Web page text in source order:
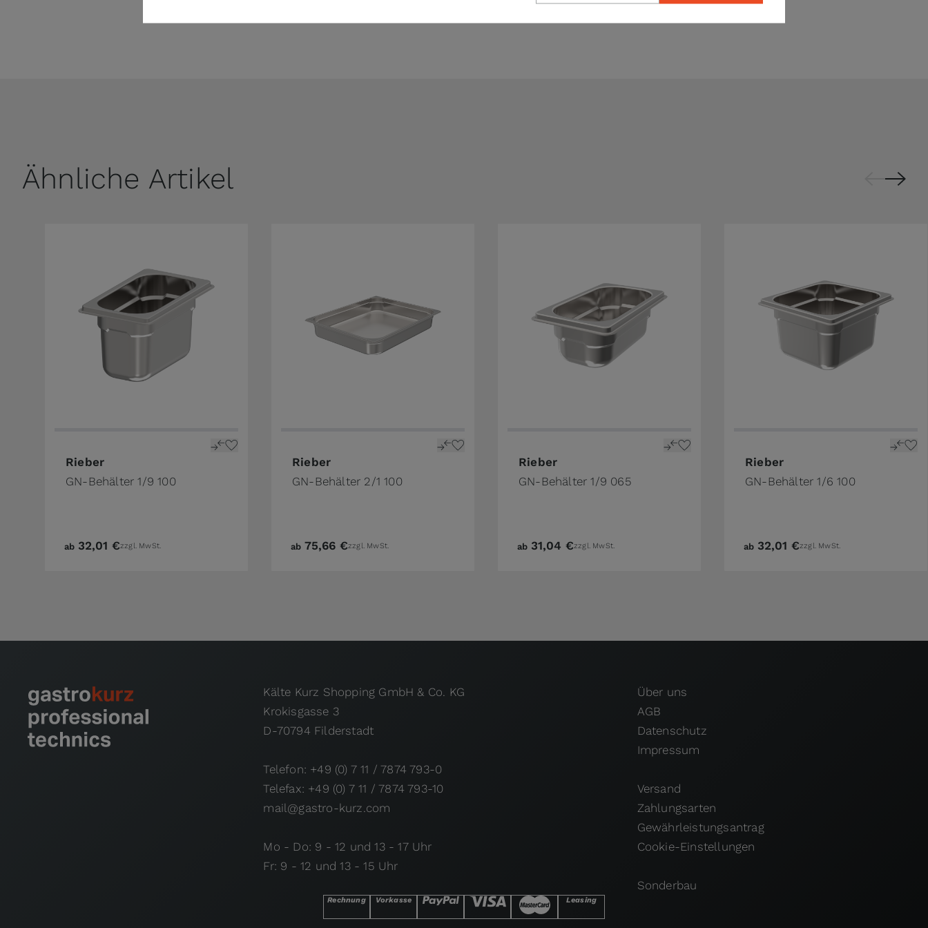
Ähnliche Artikel
Rieber
GN-Behälter 1/9 100
The price depends on the options chosen on the product page
ab 32,01 €zzgl. MwSt.
Rieber
GN-Behälter 2/1 100
The price depends on the options chosen on the product page
ab 75,66 €zzgl. MwSt.
Rieber
GN-Behälter 1/9 065
The price depends on the options chosen on the product page
ab 31,04 €zzgl. MwSt.
Rieber
GN-Behälter 1/6 100
The price depends on the
ab 32,01 €zzgl. MwSt.
Kälte Kurz Shopping GmbH & Co. KG
Krokisgasse 3
D-70794 Filderstadt
Telefon: +49 (0) 7 11 / 7874 793-0
Telefax: +49 (0) 7 11 / 7874 793-10
mail@gastro-kurz.com
Mo - Do: 9 - 12 und 13 - 17 Uhr
Fr: 9 - 12 und 13 - 15 Uhr
Über uns
AGB
Datenschutz
Impressum
Versand
Zahlungsarten
Gewährleistungsantrag
Cookie-Einstellungen
Sonderbau
Rechnung Vorkasse Leasing